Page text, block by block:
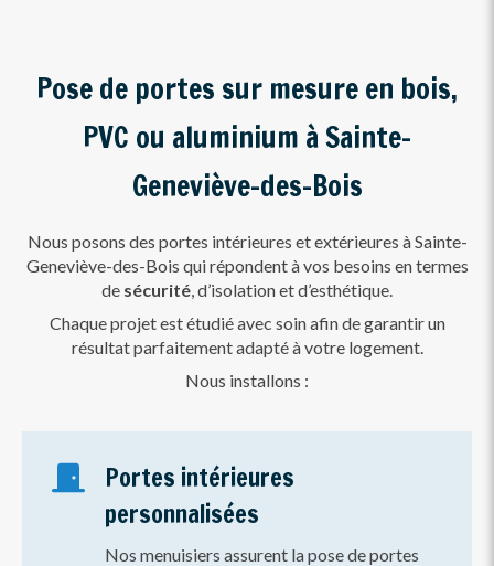
Pose de portes sur mesure en bois,
PVC ou aluminium à Sainte-
Geneviève-des-Bois
Nous posons des portes intérieures et extérieures à Sainte-
Geneviève-des-Bois qui répondent à vos besoins en termes
de sécurité , d’isolation et d’esthétique.
Chaque projet est étudié avec soin afin de garantir un
résultat parfaitement adapté à votre logement.
Nous installons :
Portes intérieures
personnalisées
Nos menuisiers assurent la pose de portes